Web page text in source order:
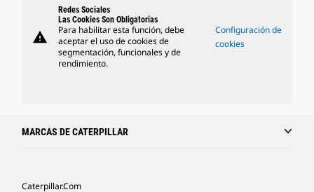
warning
Redes Sociales
Las Cookies Son Obligatorias
Para habilitar esta función, debe
aceptar el uso de cookies de
segmentación, funcionales y de
rendimiento.
Configuración de
cookies
MARCAS DE CATERPILLAR
Caterpillar.com